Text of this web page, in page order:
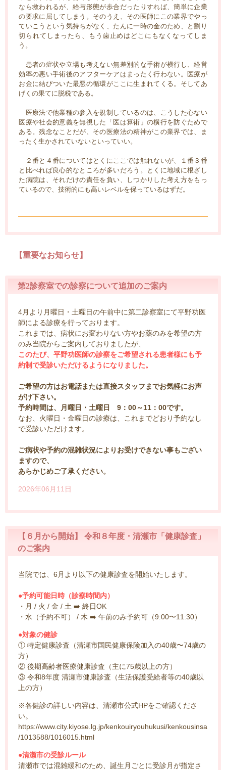
なら救われるが、給与形態が歩合だったりすれば、簡単に企業
の要求に屈してしまう。そのうえ、その医師にこの業界でやっ
ていこうという気持ちがなく、たんに一時の金のため、と割り
切られてしまったら、もう歯止めはどこにもなくなってしま
う。
患者の症状や立場も考えない無差別的な手術が横行し、経営
効率の悪い手術後のアフターケアはまったく行わない。医療が
お金に結びついた最悪の循環がここに生まれてくる。そしてあ
げくの果てに脱税である。
医療法で他業種の参入を規制しているのは、こうした心ない
医療や社会的意義を無視した「医は算術」の横行を防ぐためで
ある。残念なことだが、その医療法の精神がこの業界では、ま
ったく生かされていないといっていい。
２番と４番についてはとくにここでは触れないが、１番３番
と比べれば良心的なところが多いだろう。とくに地域に根ざし
た病院は、それだけの責任を負い、しつかりした考え方をもっ
ているので、技術的にも高いレベルを保っているはずだ。
【重要なお知らせ】
第2診察室での診察について追加のご案内
4月より月曜日・土曜日の午前中に第二診察室にて平野功医
師による診療を行っております。
これまでは、病状にお変わりない方やお薬のみを希望の方
のみ当院からご案内しておりましたが、
このたび、平野功医師の診察をご希望される患者様にも予
約制で受診いただけるようになりました。
ご希望の方はお電話または直接スタッフまでお気軽にお声
がけ下さい。
予約時間は、月曜日・土曜日 9：00～11：00です。
なお、火曜日・金曜日の診療は、これまでどおり予約なし
で受診いただけます。
ご病状や予約の混雑状況によりお受けできない事もござい
ますので、
あらかじめご了承ください。
2026年06月11日
【６月から開始】 令和８年度・清瀬市「健康診査」
のご案内
当院では、6月より以下の健康診査を開始いたします。
●予約可能日時（診察時間内）
・月 / 火 / 金 / 土 ➡️ 終日OK
・水（予約不可） / 木 ➡️ 午前のみ予約可（9:00〜11:30）
●対象の健診
① 特定健康診査（清瀬市国民健康保険加入の40歳〜74歳の
方）
② 後期高齢者医療健康診査（主に75歳以上の方）
③ 令和8年度 清瀬市健康診査（生活保護受給者等の40歳以
上の方）
※各健診の詳しい内容は、清瀬市公式HPをご確認くださ
い。
https://www.city.kiyose.lg.jp/kenkouiryouhukusi/kenkousinsa
/1013588/1016015.html
●清瀬市の受診ルール️
清瀬市では混雑緩和のため、誕生月ごとに受診月が指定さ